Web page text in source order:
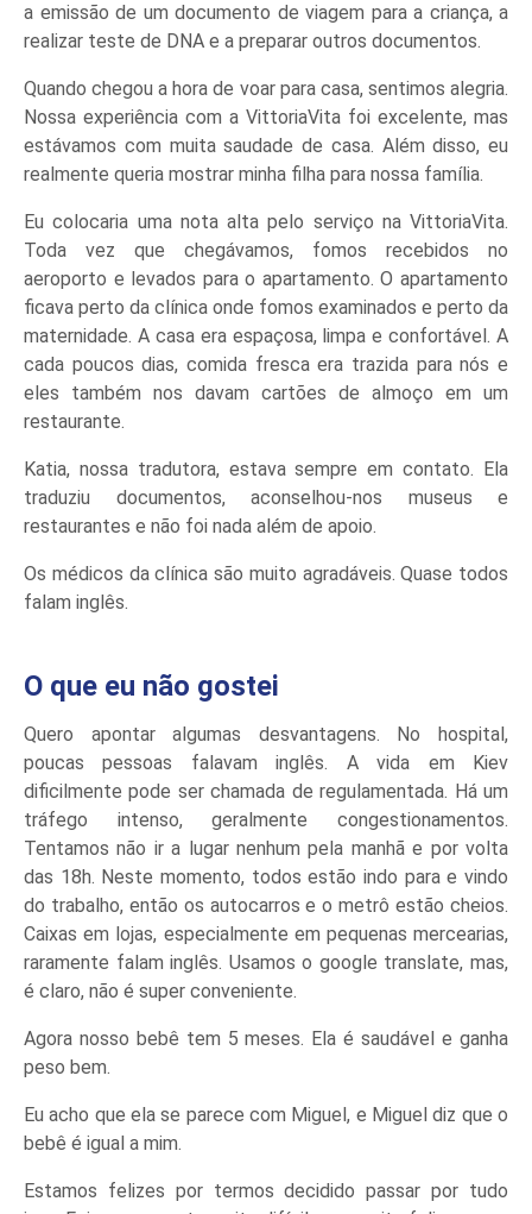
a emissão de um documento de viagem para a criança, a
realizar teste de DNA e a preparar outros documentos.
Quando chegou a hora de voar para casa, sentimos alegria.
Nossa experiência com a VittoriaVita foi excelente, mas
estávamos com muita saudade de casa. Além disso, eu
realmente queria mostrar minha filha para nossa família.
Eu colocaria uma nota alta pelo serviço na VittoriaVita.
Toda vez que chegávamos, fomos recebidos no
aeroporto e levados para o apartamento. O apartamento
ficava perto da clínica onde fomos examinados e perto da
maternidade. A casa era espaçosa, limpa e confortável. A
cada poucos dias, comida fresca era trazida para nós e
eles também nos davam cartões de almoço em um
restaurante.
Katia, nossa tradutora, estava sempre em contato. Ela
traduziu documentos, aconselhou-nos museus e
restaurantes e não foi nada além de apoio.
Os médicos da clínica são muito agradáveis. Quase todos
falam inglês.
O que eu não gostei
Quero apontar algumas desvantagens. No hospital,
poucas pessoas falavam inglês. A vida em Kiev
dificilmente pode ser chamada de regulamentada. Há um
tráfego intenso, geralmente congestionamentos.
Tentamos não ir a lugar nenhum pela manhã e por volta
das 18h. Neste momento, todos estão indo para e vindo
do trabalho, então os autocarros e o metrô estão cheios.
Caixas em lojas, especialmente em pequenas mercearias,
raramente falam inglês. Usamos o google translate, mas,
é claro, não é super conveniente.
Agora nosso bebê tem 5 meses. Ela é saudável e ganha
peso bem.
Eu acho que ela se parece com Miguel, e Miguel diz que o
bebê é igual a mim.
Estamos felizes por termos decidido passar por tudo